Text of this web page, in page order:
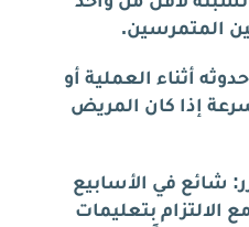
المتمرسين.
أثناء العملية أو
إذا كان المريض
شائع في الأسابيع
الالتزام بتعليمات